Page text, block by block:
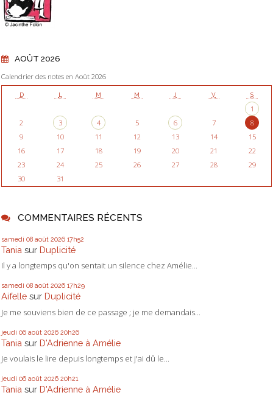
AOÛT 2026
Calendrier des notes en Août 2026
D L M M J V S
1
2
3 4 5 6 7
8
9
10 11 12 13 14
15
16
17 18 19 20 21
22
23
24 25 26 27 28
29
30
31
COMMENTAIRES RÉCENTS
samedi 08 août 2026 17h52
Tania sur Duplicité
Il y a longtemps qu'on sentait un silence chez Amélie...
samedi 08 août 2026 17h29
Aifelle sur Duplicité
Je me souviens bien de ce passage ; je me demandais...
jeudi 06 août 2026 20h26
Tania sur D'Adrienne à Amélie
Je voulais le lire depuis longtemps et j'ai dû le...
jeudi 06 août 2026 20h21
Tania sur D'Adrienne à Amélie